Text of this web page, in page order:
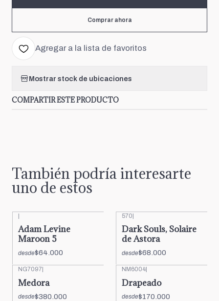
Comprar ahora
Agregar a la lista de favoritos
Mostrar stock de ubicaciones
COMPARTIR ESTE PRODUCTO
También podría interesarte
uno de estos
Adam Levine
Maroon 5
desde$64.000
570
Dark Souls, Solaire
de Astora
desde$68.000
NG7097
Medora
desde$380.000
NM6004
Drapeado
desde$170.000